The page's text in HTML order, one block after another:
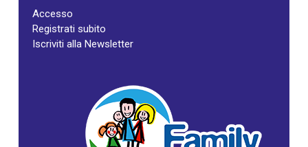
Accesso
Registrati subito
Iscriviti alla Newsletter